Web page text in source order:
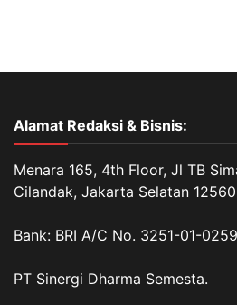
Alamat Redaksi & Bisnis:
Menara 165, 4th Floor, Jl TB
Cilandak, Jakarta Selatan
Bank: BRI A/C No. 3251-01-
PT Sinergi Dharma Semesta.